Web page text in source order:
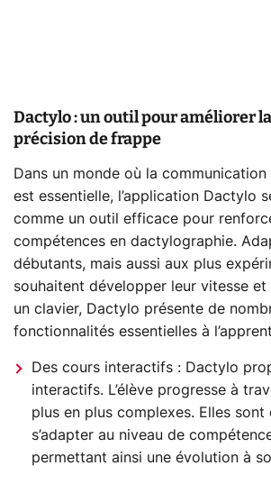
Dactylo : un outil pour améliorer
précision de frappe
Dans un monde où la
est essentielle, l’application Dactylo
comme un outil efficace pour
compétences en dactylographie.
débutants, mais aussi aux plus
souhaitent développer leur vitesse
un clavier, Dactylo présente de
fonctionnalités essentielles à
Des cours interactifs : Dactylo
interactifs. L’élève progresse à
plus en plus complexes. Elles sont
s’adapter au niveau de
permettant ainsi une évolution à